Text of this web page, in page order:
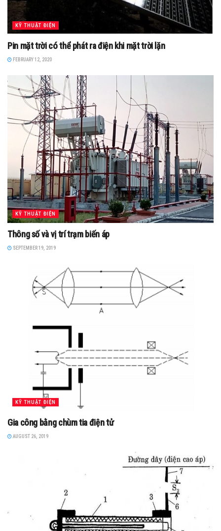
KỸ THUẬT ĐIỆN
Pin mặt trời có thể phát ra điện khi mặt trời lặn
FEBRUARY 12, 2020
KỸ THUẬT ĐIỆN
Thông số và vị trí trạm biến áp
SEPTEMBER 19, 2019
KỸ THUẬT ĐIỆN
Gia công bằng chùm tia điện tử
AUGUST 26, 2019